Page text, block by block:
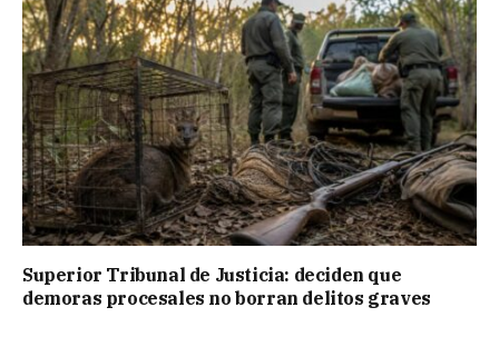
Superior Tribunal de Justicia: deciden que
demoras procesales no borran delitos graves